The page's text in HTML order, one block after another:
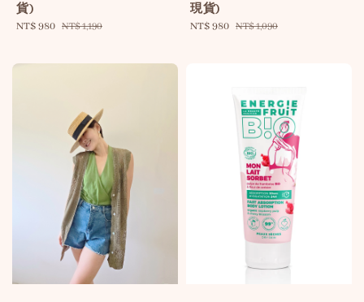
貨)
Sale
NT$ 980 Regular
NT$ 1,190
現貨)
Sale
NT$ 980 Regular
NT$ 1,090